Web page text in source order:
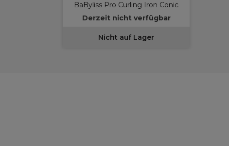
BaByliss Pro Curling Iron Conic
Derzeit nicht verfügbar
Nicht auf Lager